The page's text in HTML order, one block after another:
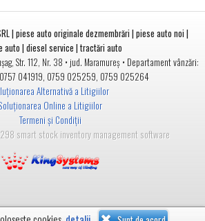
| piese auto originale dezmembrări | piese auto noi |
auto | diesel service | tractări auto
Str. 112, Nr. 38 • jud. Maramureș • Departament vânzări:
0757 041919, 0759 025259, 0759 025264
Alternativă a Litigiilor
Online a Litigiilor
Termeni și Condiții
smart stock inventory management software